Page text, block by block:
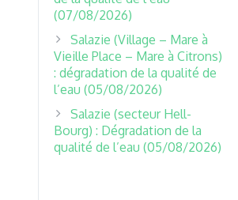
(07/08/2026)
Salazie (Village – Mare à
Vieille Place – Mare à Citrons)
: dégradation de la qualité de
l’eau (05/08/2026)
Salazie (secteur Hell-
Bourg) : Dégradation de la
qualité de l’eau (05/08/2026)